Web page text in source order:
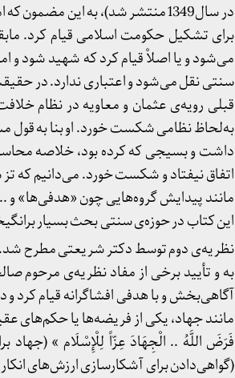
در سال1349 منتشر شد)، به این
برای تشکیل حکومت اسلامی قیام کرد.
می‌شود و یا اصلاْ قیام کرد که شهید شود و
سنتی نقل می‌شود و اعتباری ندارد. در
قبلی رویه‌ی عثمان و معاویه در نظام
به‌لحاظ نظامی شکست خورد. او بنا به قول
داشت و بسیجی که کرده بود، خلاصه
اتفاق نیفتاد و شکست خورد. می‌دانیم که
مانند پیدایش گروه‌هایی چون «هدفی‌ها» و
این کتاب در حوزه‌ی سنتی بحث بسیار
به و تأیید برخی از مفاد نظریه‌ی مرحوم
آگاهی‌بخش و با هدفی افشاگرانه قیام
فَرَضَ اللَّهُ .. الْجِهَادَ عِزّاً لِلْإِسْلَام » (جهاد
(گواهی‌دادن‌ برای آشکارسازی ارزش‌های